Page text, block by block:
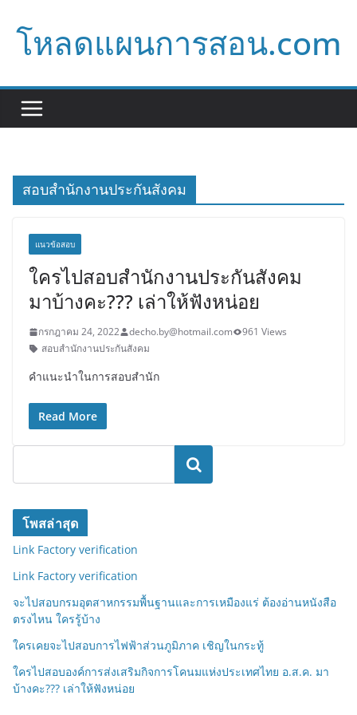
content
โหลดแผนการสอน.com
สอบสำนักงานประกันสังคม
แนวข้อสอบ
ใครไปสอบสำนักงานประกันสังคม
มาบ้างคะ??? เล่าให้ฟังหน่อย
กรกฎาคม 24, 2022 decho.by@hotmail.com
961 Views
สอบสำนักงานประกันสังคม
คำแนะนำในการสอบสำนัก
Read More
ค้นหา
โพสล่าสุด
Link Factory verification
Link Factory verification
จะไปสอบกรมอุตสาหกรรมพื้นฐานและการเหมืองแร่ ต้องอ่านหนังสือ
ตรงไหน ใครรู้บ้าง
ใครเคยจะไปสอบการไฟฟ้าส่วนภูมิภาค เชิญในกระทู้
ใครไปสอบองค์การส่งเสริมกิจการโคนมแห่งประเทศไทย อ.ส.ค. มา
บ้างคะ??? เล่าให้ฟังหน่อย